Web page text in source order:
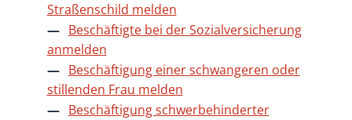
Straßenschild melden
Beschäftigte bei der Sozialversicherung
anmelden
Beschäftigung einer schwangeren oder
stillenden Frau melden
Beschäftigung schwerbehinderter